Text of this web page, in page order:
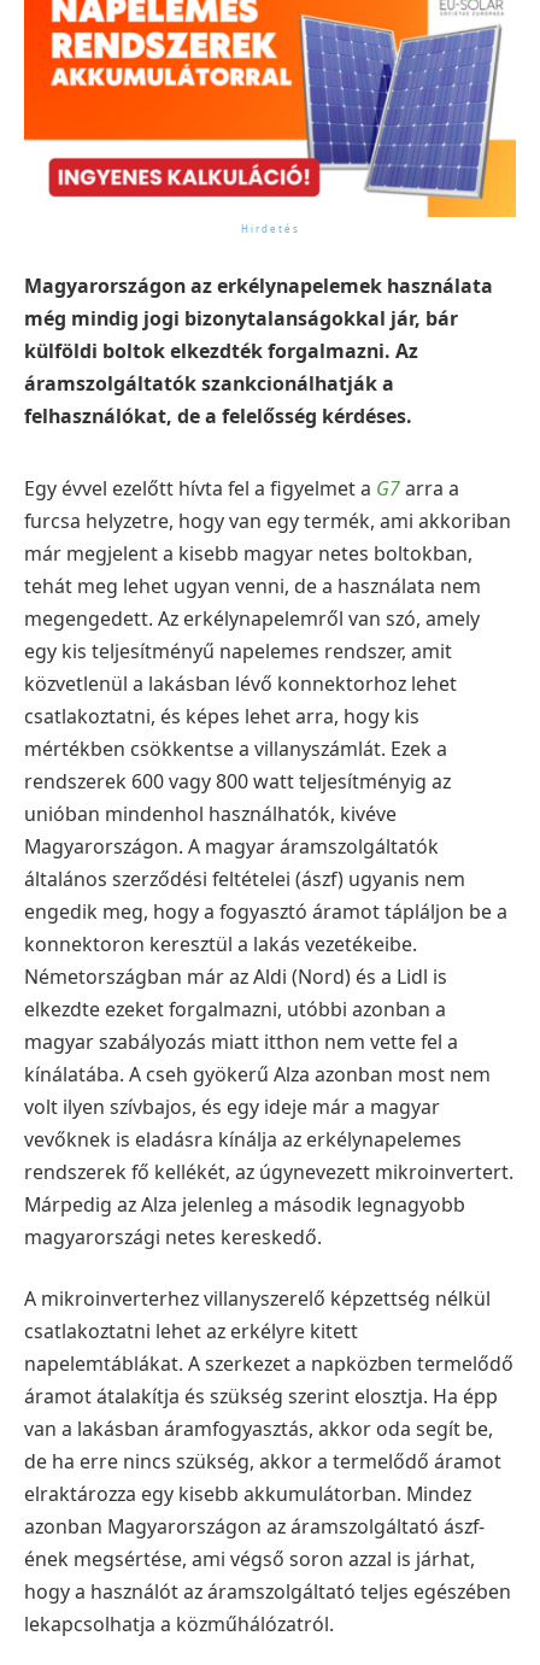
Magyarországon az erkélynapelemek használata
még mindig jogi bizonytalanságokkal jár, bár
külföldi boltok elkezdték forgalmazni. Az
áramszolgáltatók szankcionálhatják a
felhasználókat, de a felelősség kérdéses.
Egy évvel ezelőtt hívta fel a figyelmet a G7arra a
furcsa helyzetre, hogy van egy termék, ami akkoriban
már megjelent a kisebb magyar netes boltokban,
tehát meg lehet ugyan venni, de a használata nem
megengedett. Az erkélynapelemről van szó, amely
egy kis teljesítményű napelemes rendszer, amit
közvetlenül a lakásban lévő konnektorhoz lehet
csatlakoztatni, és képes lehet arra, hogy kis
mértékben csökkentse a villanyszámlát. Ezek a
rendszerek 600 vagy 800 watt teljesítményig az
unióban mindenhol használhatók, kivéve
Magyarországon. A magyar áramszolgáltatók
általános szerződési feltételei (ászf) ugyanis nem
engedik meg, hogy a fogyasztó áramot tápláljon be a
konnektoron keresztül a lakás vezetékeibe.
Németországban már az Aldi (Nord) és a Lidl is
elkezdte ezeket forgalmazni, utóbbi azonban a
magyar szabályozás miatt itthon nem vette fel a
kínálatába. A cseh gyökerű Alza azonban most nem
volt ilyen szívbajos, és egy ideje már a magyar
vevőknek is eladásra kínálja az erkélynapelemes
rendszerek fő kellékét, az úgynevezett mikroinvertert.
Márpedig az Alza jelenleg a második legnagyobb
magyarországi netes kereskedő.
A mikroinverterhez villanyszerelő képzettség nélkül
csatlakoztatni lehet az erkélyre kitett
napelemtáblákat. A szerkezet a napközben termelődő
áramot átalakítja és szükség szerint elosztja. Ha épp
van a lakásban áramfogyasztás, akkor oda segít be,
de ha erre nincs szükség, akkor a termelődő áramot
elraktározza egy kisebb akkumulátorban. Mindez
azonban Magyarországon az áramszolgáltató ászf-
ének megsértése, ami végső soron azzal is járhat,
hogy a használót az áramszolgáltató teljes egészében
lekapcsolhatja a közműhálózatról.